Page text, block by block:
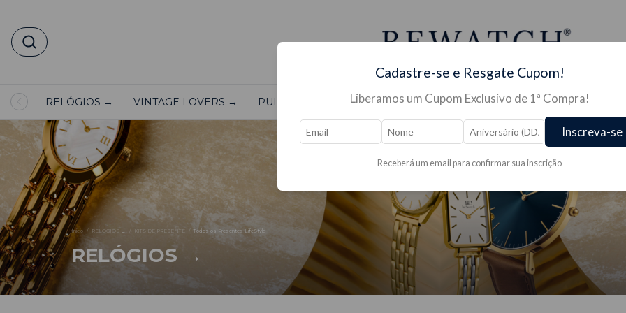
RELÓGIOS → VINTAGE LOVERS → PULSEIRAS PARA RELÓGIO → JÓIAS → PRESENTES →
Início / RELÓGIOS → / KITS DE PRESENTE Todos os Presentes LifeStyle
RELÓGIOS →
Cadastre-se e Resgate Cupom!
Liberamos um Cupom Exclusivo de 1ª Compra!
Inscreva-se
Receberá um email para confirmar sua inscrição